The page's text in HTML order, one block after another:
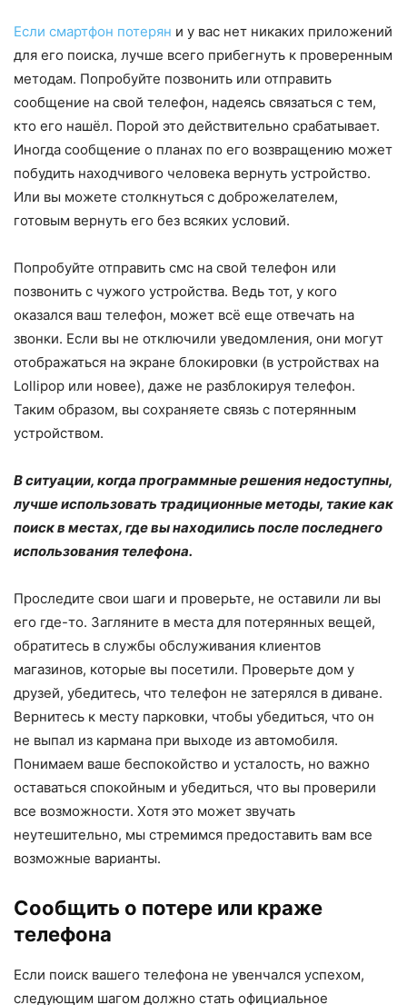
Если смартфон потерян и у вас нет никаких приложений
для его поиска, лучше всего прибегнуть к проверенным
методам. Попробуйте позвонить или отправить
сообщение на свой телефон, надеясь связаться с тем,
кто его нашёл. Порой это действительно срабатывает.
Иногда сообщение о планах по его возвращению может
побудить находчивого человека вернуть устройство.
Или вы можете столкнуться с доброжелателем,
готовым вернуть его без всяких условий.
Попробуйте отправить смс на свой телефон или
позвонить с чужого устройства. Ведь тот, у кого
оказался ваш телефон, может всё еще отвечать на
звонки. Если вы не отключили уведомления, они могут
отображаться на экране блокировки (в устройствах на
Lollipop или новее), даже не разблокируя телефон.
Таким образом, вы сохраняете связь с потерянным
устройством.
В ситуации, когда программные решения недоступны,
лучше использовать традиционные методы, такие как
поиск в местах, где вы находились после последнего
использования телефона.
Проследите свои шаги и проверьте, не оставили ли вы
его где-то. Загляните в места для потерянных вещей,
обратитесь в службы обслуживания клиентов
магазинов, которые вы посетили. Проверьте дом у
друзей, убедитесь, что телефон не затерялся в диване.
Вернитесь к месту парковки, чтобы убедиться, что он
не выпал из кармана при выходе из автомобиля.
Понимаем ваше беспокойство и усталость, но важно
оставаться спокойным и убедиться, что вы проверили
все возможности. Хотя это может звучать
неутешительно, мы стремимся предоставить вам все
возможные варианты.
Сообщить о потере или краже
телефона
Если поиск вашего телефона не увенчался успехом,
следующим шагом должно стать официальное